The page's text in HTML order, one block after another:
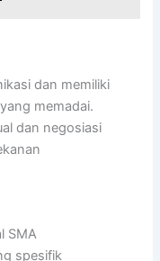
dan memiliki
memadai.
dan negosiasi
SMA
spesifik